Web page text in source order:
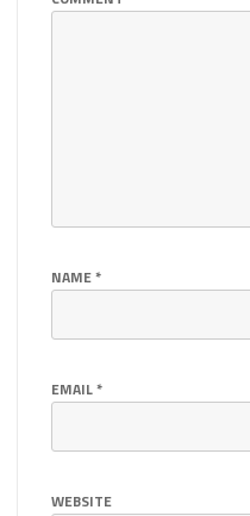
NAME*
EMAIL*
WEBSITE